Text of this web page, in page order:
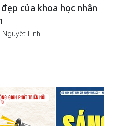
Cuộc chiến của
mạng